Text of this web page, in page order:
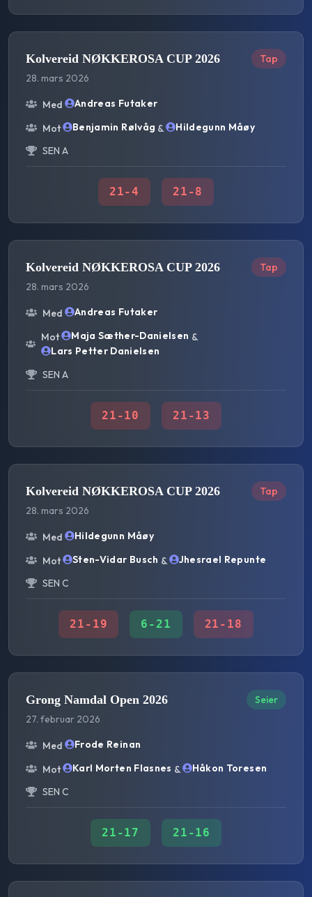
Kolvereid NØKKEROSA CUP 2026
28. mars 2026
Tap
Med
Andreas Futaker
Mot
Benjamin Rølvåg &
Hildegunn Måøy
SEN A
21-4 21 -8
Kolvereid NØKKEROSA CUP 2026
28. mars 2026
Tap
Med
Andreas Futaker
Mot
Maja Sæther-Danielsen &
Lars Petter Danielsen
SEN A
21 -10 21 -13
Kolvereid NØKKEROSA CUP 2026
28. mars 2026
Tap
Med
Hildegunn Måøy
Mot
Sten-Vidar Busch &
Jhesrael Repunte
SEN C
21 - 19 6 - 21 21 - 18
Grong Namdal Open 2026
27. februar 2026
Seier
Med
Frode Reinan
Mot
Karl Morten Flasnes &
Håkon Toresen
SEN C
21 -17 21 -16